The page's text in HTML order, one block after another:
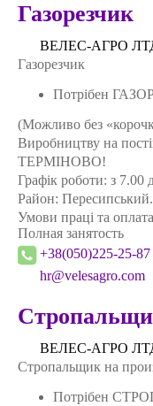
Газорезчик
ВЕЛЕС-АГРО
Газорезчик
Потрібен
(Можливо без
Виробництву на
ТЕРМІНОВО!
Графік роботи: з 7.00
Район: Пересипський.
Умови працi та оплата
Полная занятость
+38(050)225-25-87
hr@velesagro.com
ВЕЛЕС-АГРО
Стропальщик на
Потрібен